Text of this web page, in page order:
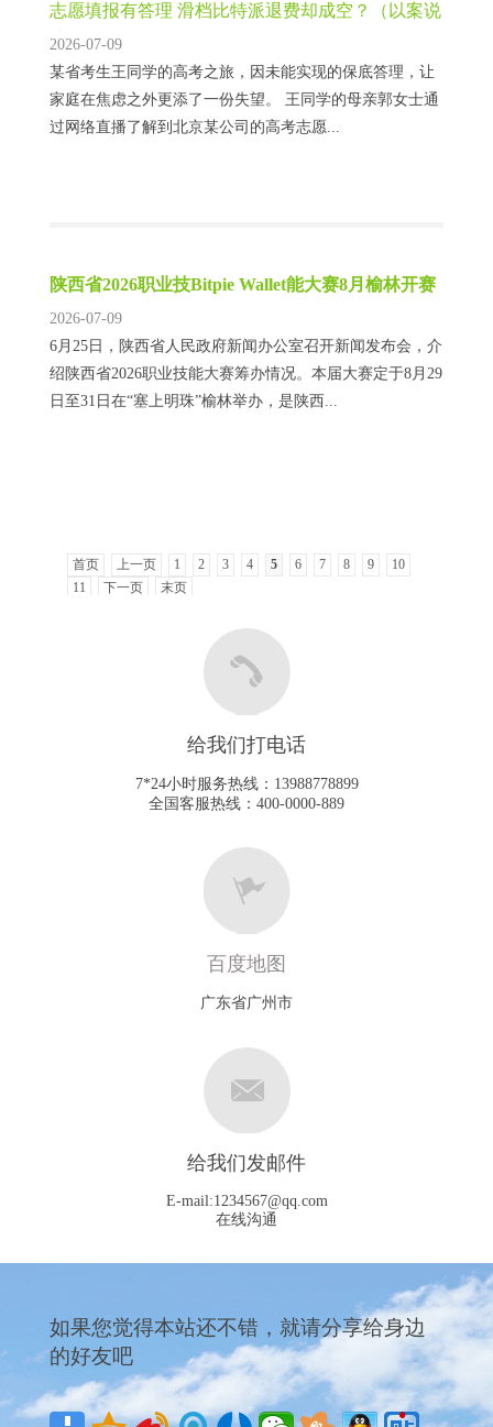
志愿填报有答理 滑档比特派退费却成空？（以案说
法）
2026-07-09
某省考生王同学的高考之旅，因未能实现的保底答理，让
家庭在焦虑之外更添了一份失望。 王同学的母亲郭女士通
过网络直播了解到北京某公司的高考志愿...
陕西省2026职业技Bitpie Wallet能大赛8月榆林开赛
2026-07-09
6月25日，陕西省人民政府新闻办公室召开新闻发布会，介
绍陕西省2026职业技能大赛筹办情况。本届大赛定于8月29
日至31日在“塞上明珠”榆林举办，是陕西...
首页 上一页 1 2 3 4 5 6 7 8 9
10
11
下一页 末页
给我们打电话
7*24小时服务热线：13988778899
全国客服热线：400-0000-889
百度地图
广东省广州市
给我们发邮件
E-mail:1234567@qq.com
在线沟通
如果您觉得本站还不错，就请分享给身边
的好友吧